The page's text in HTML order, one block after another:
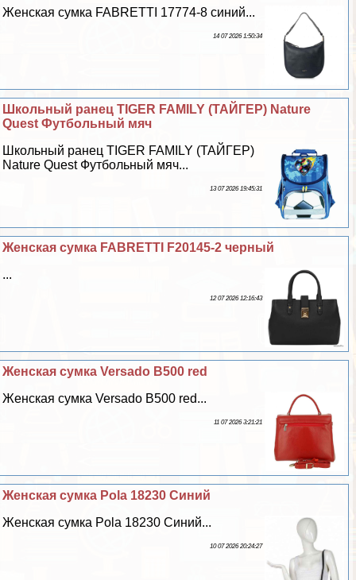
Женская сумка FABRETTI 17774-8 синий...
14 07 2026 1:50:34
Школьный ранец TIGER FAMILY (ТАЙГЕР) Nature
Quest Футбольный мяч
Школьный ранец TIGER FAMILY (ТАЙГЕР)
Nature Quest Футбольный мяч...
13 07 2026 19:45:31
Женская сумка FABRETTI F20145-2 черный
...
12 07 2026 12:16:43
Женская сумка Versado B500 red
Женская сумка Versado B500 red...
11 07 2026 3:21:21
Женская сумка Pola 18230 Синий
Женская сумка Pola 18230 Синий...
10 07 2026 20:24:27